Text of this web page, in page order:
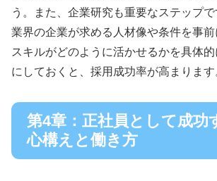
う。また、企業研究も重要なステップ
業界の企業が求める人材像や条件を事
スキルがどのように活かせるかを具体
にしておくと、採用成功率が高まります
第4章：正社員として成功
心構えと働き方